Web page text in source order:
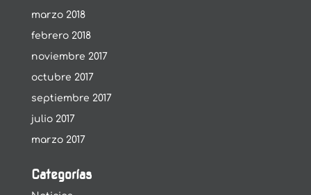
marzo 2018
febrero 2018
noviembre 2017
octubre 2017
septiembre 2017
julio 2017
marzo 2017
Categorías